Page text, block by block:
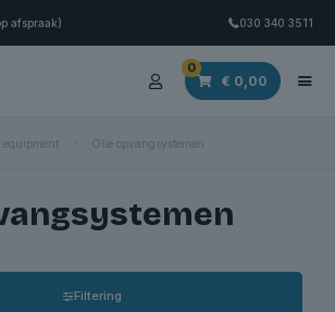
afspraak) 030 340 3511
0
€ 0,00
equipment Olie opvangsystemen
Filtering